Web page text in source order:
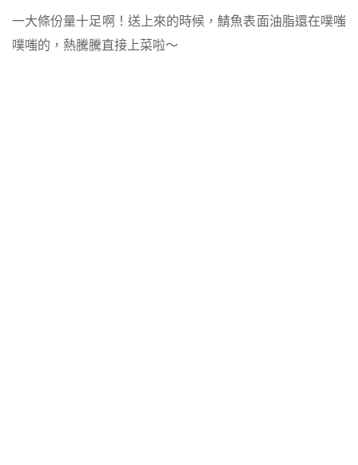
一大條份量十足啊！送上來的時候，鯖魚表面油脂還在噗嗤
噗嗤的，熱騰騰直接上菜啦～